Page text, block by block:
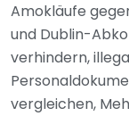
Amokläufe
und Dublin-
verhindern,
vergleichen,